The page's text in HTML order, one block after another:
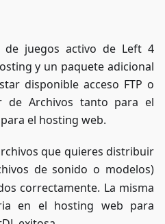
de juegos activo de Left 4
y un paquete adicional
disponible acceso FTP o
de Archivos tanto para el
el hosting web.
que quieres distribuir
de sonido o modelos)
correctamente. La misma
en el hosting web para